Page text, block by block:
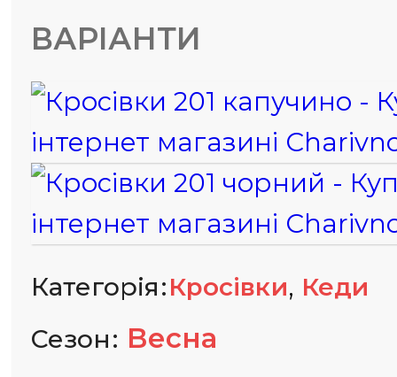
ВАРІАНТИ
Категорія Кросівки, Кеди
Сезон
Весна